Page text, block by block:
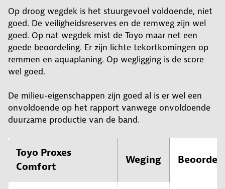
Op droog wegdek is het stuurgevoel voldoende, niet
goed. De veiligheidsreserves en de remweg zijn wel
goed. Op nat wegdek mist de Toyo maar net een
goede beoordeling. Er zijn lichte tekortkomingen op
remmen en aquaplaning. Op wegligging is de score
wel goed.
De milieu-eigenschappen zijn goed al is er wel een
onvoldoende op het rapport vanwege onvoldoende
duurzame productie van de band.
Toyo Proxes
Comfort
Weging